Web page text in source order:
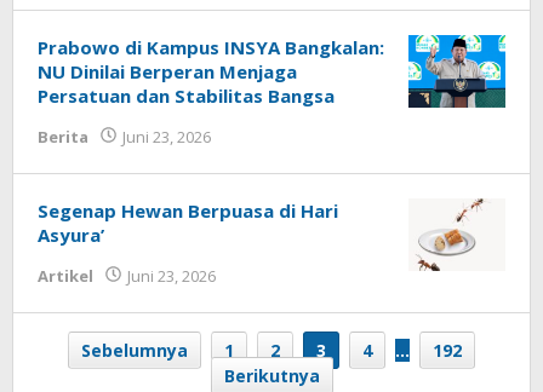
Prabowo di Kampus INSYA Bangkalan:
NU Dinilai Berperan Menjaga
Persatuan dan Stabilitas Bangsa
Berita Juni 23, 2026
Segenap Hewan Berpuasa di Hari
Asyura’
Artikel Juni 23, 2026
Sebelumnya 1 2 3 4 …
192
Berikutnya